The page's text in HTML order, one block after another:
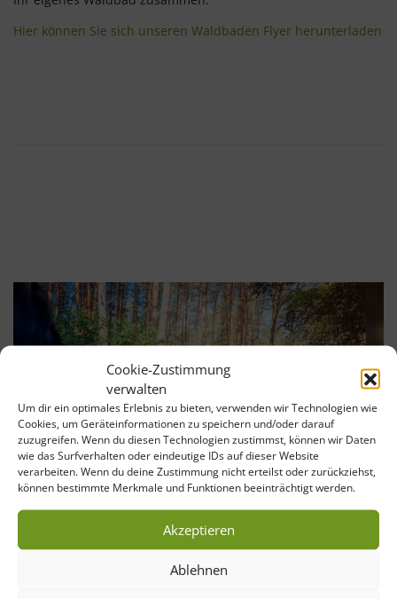
Cookie-Zustimmung
verwalten
Um dir ein optimales Erlebnis zu bieten, verwenden wir Technologien wie
Cookies, um Geräteinformationen zu speichern und/oder darauf
zuzugreifen. Wenn du diesen Technologien zustimmst, können wir Daten
wie das Surfverhalten oder eindeutige IDs auf dieser Website
verarbeiten. Wenn du deine Zustimmung nicht erteilst oder zurückziehst,
können bestimmte Merkmale und Funktionen beeinträchtigt werden.
Akzeptieren
Ablehnen
Hier können Sie sich unseren Waldbaden Flyer herunterladen
Neue Gesundheitsangebote im